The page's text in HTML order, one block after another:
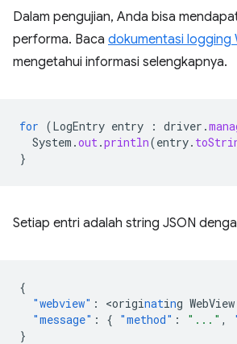
Dalam pengujian, Anda bisa
performa. Baca dokumentasi logging
mengetahui informasi selengkapnya.
for (LogEntry entry : driver .
System .out.println(entry.
}
Setiap entri adalah string JSON
{
"webview" : <originating WebView
"message" : { "method" : "..." ,
}